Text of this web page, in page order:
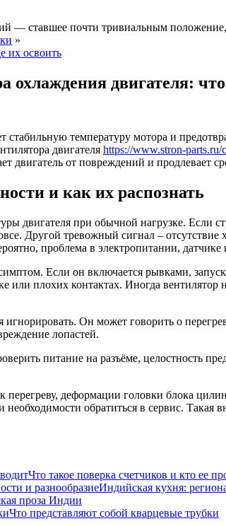
— ставшее почти тривиальным положение,
»
их освоить
охлаждения двигателя:
температуру мотора и
двигателя https://www.stron-parts.ru/
двигатель от повреждений и продлевает
и как их распознать
двигателя при обычной нагрузке.
Другой тревожный сигнал –
проблема в электропитании,
Если он включается рывками,
плохих контактах. Иногда вентилятор
игнорировать. Он может говорить о
лопастей.
питание на разъёме, целостность
деформации головки блока
обратиться в сервис.
Что такое поверка счетчиков и кто ее
Индийская кухня:
проза Индии
Что представляют собой кварцевые трубки